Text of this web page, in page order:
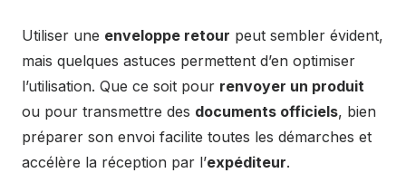
Utiliser une enveloppe retour peut sembler évident,
mais quelques astuces permettent d’en optimiser
l’utilisation. Que ce soit pour renvoyer un produit
ou pour transmettre des documents officiels, bien
préparer son envoi facilite toutes les démarches et
accélère la réception par l’expéditeur.